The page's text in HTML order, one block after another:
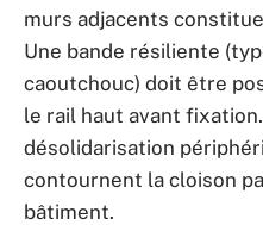
murs adjacents
Une bande résiliente
caoutchouc) doit être
le rail haut avant
désolidarisation
contournent la cloison
bâtiment.